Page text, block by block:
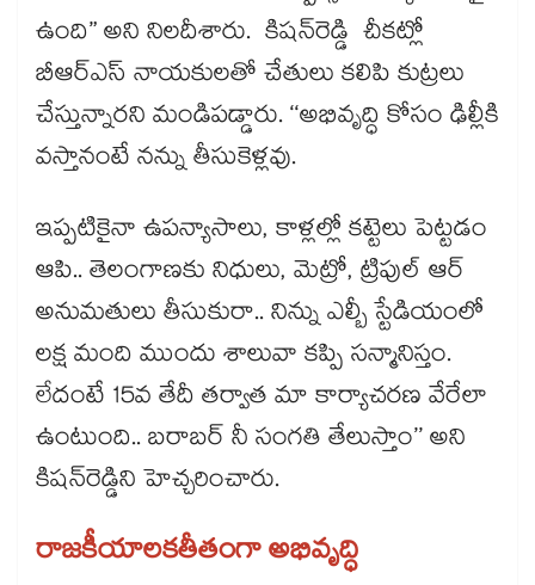
ఉంది” అని నిలదీశారు. కిషన్‌‌రెడ్డి చీకట్లో
బీఆర్ఎస్ నాయకులతో చేతులు కలిపి కుట్రలు
చేస్తున్నారని మండిపడ్డారు. ‘‘అభివృద్ధి కోసం ఢిల్లీకి
వస్తానంటే నన్ను తీసుకెళ్లవు.
ఇప్పటికైనా ఉపన్యాసాలు, కాళ్లల్లో కట్టెలు పెట్టడం
ఆపి.. తెలంగాణకు నిధులు, మెట్రో, ట్రిపుల్‌‌ ఆర్‌‌‌‌
అనుమతులు తీసుకురా.. నిన్ను ఎల్బీ స్టేడియంలో
లక్ష మంది ముందు శాలువా కప్పి సన్మానిస్తం.
లేదంటే 15వ తేదీ తర్వాత మా కార్యాచరణ వేరేలా
ఉంటుంది.. బరాబర్ నీ సంగతి తేలుస్తాం’’ అని
కిషన్‌‌రెడ్డిని హెచ్చరించారు.
రాజకీయాలకతీతంగా అభివృద్ధి